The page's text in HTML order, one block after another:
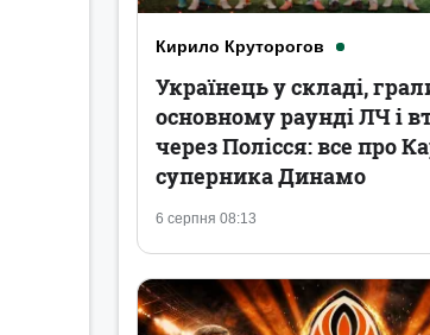
Кирило Круторогов
6 серпня 08:13
Українець у складі,
основному раунді ЛЧ і
через Полісся: все про
суперника Динамо